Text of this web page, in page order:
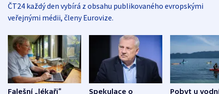
ČT24 každý den vybírá z obsahu publikovaného evropskými
veřejnými médii, členy Eurovize.
Falešní „lékaři“
Spekulace o
Pobyt u